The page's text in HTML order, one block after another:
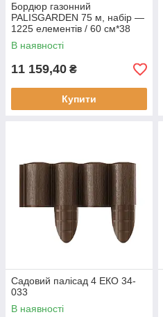
Бордюр газонний
PALISGARDEN 75 м, набір —
1225 елементів / 60 см*38
мм+300 кілочків GeoPEG,
зелений, OBP1201-075GR
В наявності
11 159,40 ₴
Купити
Садовий палісад 4 ЕКО 34-
033
В наявності